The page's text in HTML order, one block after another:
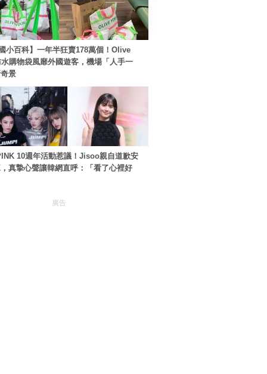
小百科】一年半狂賣178萬個！Olive
購物袋風靡外國遊客，機場「人手一
景
10週年活動惹議！Jisoo親自道歉安
真摯心聲讓韓網直呼：「看了心裡好
廣告